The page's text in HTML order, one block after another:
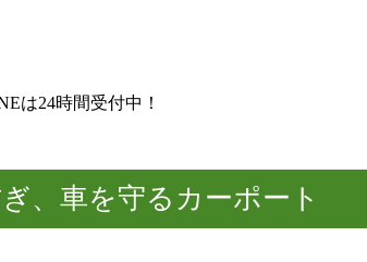
は24時間受付中！
、車を守るカーポート